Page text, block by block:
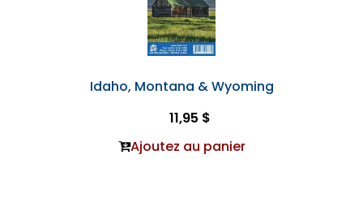
Idaho, Montana & Wyoming
11,95 $
Ajoutez au panier